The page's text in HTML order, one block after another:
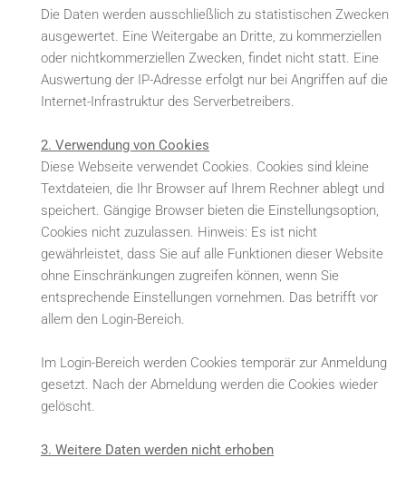
Die Daten werden ausschließlich zu statistischen Zwecken
ausgewertet. Eine Weitergabe an Dritte, zu kommerziellen
oder nichtkommerziellen Zwecken, findet nicht statt. Eine
Auswertung der IP-Adresse erfolgt nur bei Angriffen auf die
Internet-Infrastruktur des Serverbetreibers.
2. Verwendung von Cookies
Diese Webseite verwendet Cookies. Cookies sind kleine
Textdateien, die Ihr Browser auf Ihrem Rechner ablegt und
speichert. Gängige Browser bieten die Einstellungsoption,
Cookies nicht zuzulassen. Hinweis: Es ist nicht
gewährleistet, dass Sie auf alle Funktionen dieser Website
ohne Einschränkungen zugreifen können, wenn Sie
entsprechende Einstellungen vornehmen. Das betrifft vor
allem den Login-Bereich.
Im Login-Bereich werden Cookies temporär zur Anmeldung
gesetzt. Nach der Abmeldung werden die Cookies wieder
gelöscht.
3. Weitere Daten werden nicht erhoben